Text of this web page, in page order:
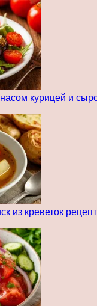
курицей и
из креветок